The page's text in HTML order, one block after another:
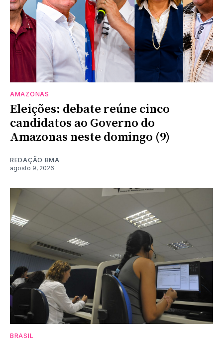
AMAZONAS
Eleições: debate reúne cinco
candidatos ao Governo do
Amazonas neste domingo (9)
REDAÇÃO BMA
agosto 9, 2026
BRASIL